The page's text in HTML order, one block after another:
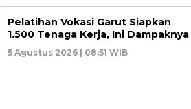
Pelatihan Vokasi Garut Siapkan
1.500 Tenaga Kerja, Ini Dampaknya
5 Agustus 2026 | 08:51 WIB